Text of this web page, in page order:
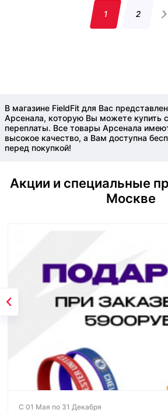
1 2
В магазине FieldFit для Вас
Арсенала, которую Вы можете купить
переплаты. Все товары Арсенала
высокое качество, а Вам доступна
перед покупкой!
Акции и специальные
Москве
С 01 Мая по 31 Декабря